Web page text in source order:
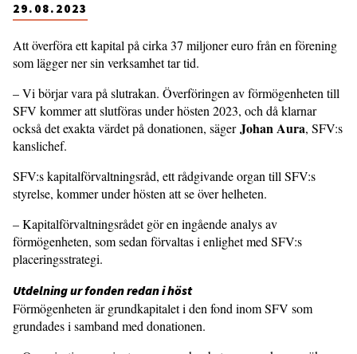
29.08.2023
Att överföra ett kapital på cirka 37 miljoner euro från en förening
som lägger ner sin verksamhet tar tid.
– Vi börjar vara på slutrakan. Överföringen av förmögenheten till
SFV kommer att slutföras under hösten 2023, och då klarnar
också det exakta värdet på donationen, sägerJohan Aura, SFV:s
kanslichef.
SFV:s kapitalförvaltningsråd, ett rådgivande organ till SFV:s
styrelse, kommer under hösten att se över helheten.
– Kapitalförvaltningsrådet gör en ingående analys av
förmögenheten, som sedan förvaltas i enlighet med SFV:s
placeringsstrategi.
Utdelning ur fonden redan i höst
Förmögenheten är grundkapitalet i den fond inom SFV som
grundades i samband med donationen.